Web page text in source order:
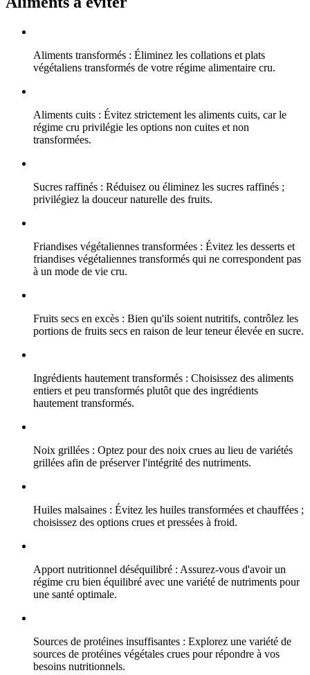
Aliments transformés : Éliminez les collations et plats
végétaliens transformés de votre régime alimentaire cru.
Aliments cuits : Évitez strictement les aliments cuits, car le
régime cru privilégie les options non cuites et non
transformées.
Sucres raffinés : Réduisez ou éliminez les sucres raffinés ;
privilégiez la douceur naturelle des fruits.
Friandises végétaliennes transformées : Évitez les desserts et
friandises végétaliennes transformés qui ne correspondent pas
à un mode de vie cru.
Fruits secs en excès : Bien qu'ils soient nutritifs, contrôlez les
portions de fruits secs en raison de leur teneur élevée en sucre.
Ingrédients hautement transformés : Choisissez des aliments
entiers et peu transformés plutôt que des ingrédients
hautement transformés.
Noix grillées : Optez pour des noix crues au lieu de variétés
grillées afin de préserver l'intégrité des nutriments.
Huiles malsaines : Évitez les huiles transformées et chauffées ;
choisissez des options crues et pressées à froid.
Apport nutritionnel déséquilibré : Assurez-vous d'avoir un
régime cru bien équilibré avec une variété de nutriments pour
une santé optimale.
Sources de protéines insuffisantes : Explorez une variété de
sources de protéines végétales crues pour répondre à vos
besoins nutritionnels.